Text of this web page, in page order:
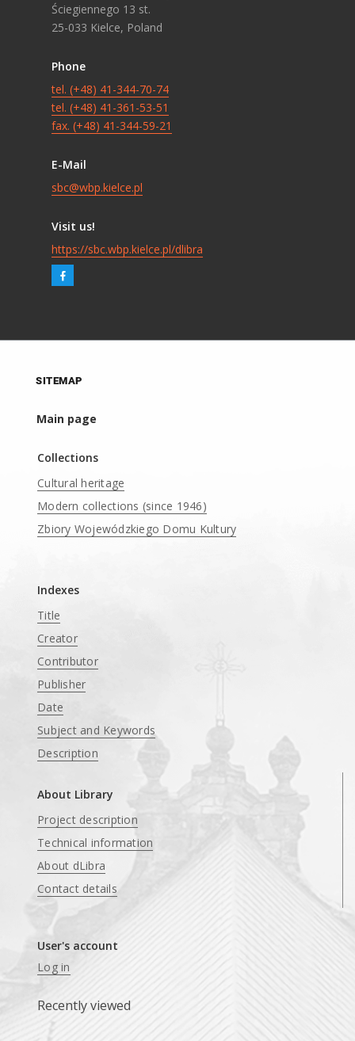
Ściegiennego 13 st.
25-033 Kielce, Poland
Phone
tel. (+48) 41-344-70-74
tel. (+48) 41-361-53-51
fax. (+48) 41-344-59-21
E-Mail
sbc@wbp.kielce.pl
Visit us!
https://sbc.wbp.kielce.pl/dlibra
SITEMAP
Main page
Collections
Cultural heritage
Modern collections (since 1946)
Zbiory Wojewódzkiego Domu Kultury
Indexes
Title
Creator
Contributor
Publisher
Date
Subject and Keywords
Description
About Library
Project description
Technical information
About dLibra
Contact details
User's account
Log in
Recently viewed